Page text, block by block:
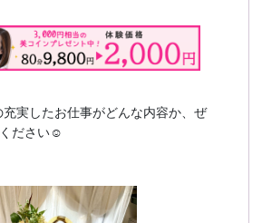
充実したお仕事がどんな内容か、ぜ
ださい☺️